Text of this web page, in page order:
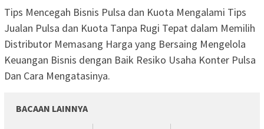
Tips Mencegah Bisnis Pulsa dan Kuota Mengalami Tips
Jualan Pulsa dan Kuota Tanpa Rugi Tepat dalam Memilih
Distributor Memasang Harga yang Bersaing Mengelola
Keuangan Bisnis dengan Baik Resiko Usaha Konter Pulsa
Dan Cara Mengatasinya.
BACAAN LAINNYA